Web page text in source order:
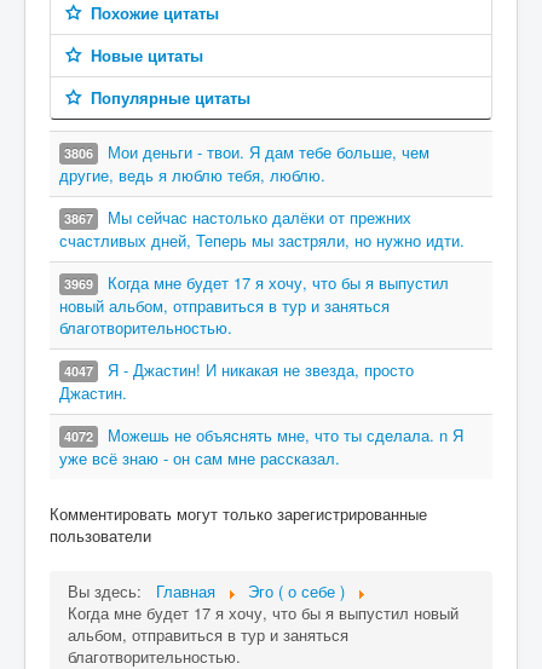
Похожие цитаты
Новые цитаты
Популярные цитаты
3806
Мои деньги - твои. Я дам тебе больше, чем
другие, ведь я люблю тебя, люблю.
3867
Мы сейчас настолько далёки от прежних
счастливых дней, Теперь мы застряли, но нужно идти.
3969
Когда мне будет 17 я хочу, что бы я выпустил
новый альбом, отправиться в тур и заняться
благотворительностью.
4047
Я - Джастин! И никакая не звезда, просто
Джастин.
4072
Можешь не объяснять мне, что ты сделала. n Я
уже всё знаю - он сам мне рассказал.
Комментировать могут только зарегистрированные
пользователи
Вы здесь: Главная
Эго ( о себе )
Когда мне будет 17 я хочу, что бы я выпустил новый
альбом, отправиться в тур и заняться
благотворительностью.